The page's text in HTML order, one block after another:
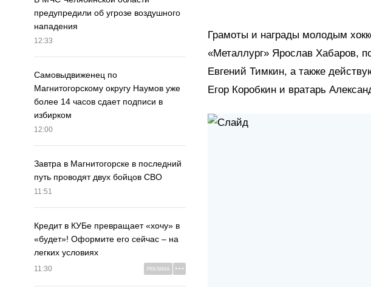
предупредили об угрозе воздушного
нападения
12:33
Самовыдвиженец по
Магнитогорскому округу Наумов уже
более 14 часов сдает подписи в
избирком
12:00
Завтра в Магнитогорске в последний
путь проводят двух бойцов СВО
11:51
Кредит в КУБе превращает «хочу» в
«будет»! Оформите его сейчас – на
легких условиях
11:30 РЕКЛАМА
Грамоты и награды молодым
«Металлург» Ярослав Хабаров,
Евгений Тимкин, а также
Егор Коробкин и вратарь